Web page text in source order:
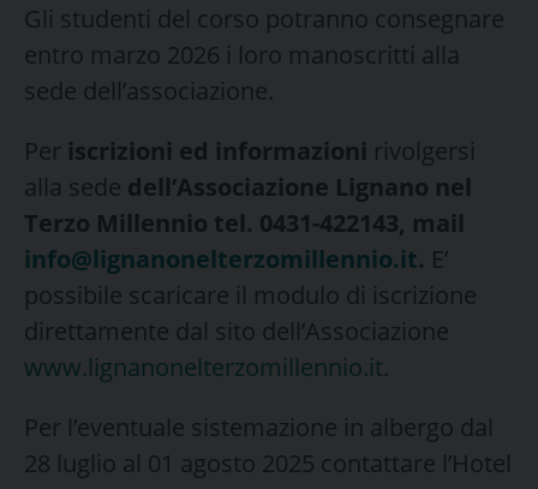
Gli studenti del corso potranno consegnare
entro marzo 2026 i loro manoscritti alla
sede dell’associazione.
Per iscrizioni ed informazioni rivolgersi
alla sede dell’Associazione Lignano nel
Terzo Millennio tel. 0431-422143, mail
info@lignanonelterzomillennio.it. E’
possibile scaricare il modulo di iscrizione
direttamente dal sito dell’Associazione
www.lignanonelterzomillennio.it.
Per l’eventuale sistemazione in albergo dal
28 luglio al 01 agosto 2025 contattare l’Hotel